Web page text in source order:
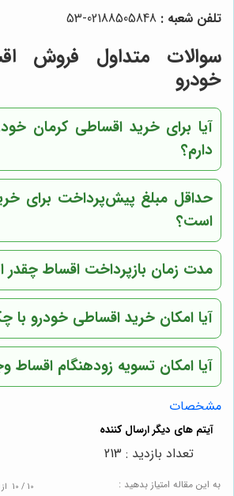
تلفن شعبه :
سوالات متداول فروش
خودرو
آیا برای خرید اقساطی کرمان
دارم؟
حداقل مبلغ پیش‌پرداخت برای
است؟
مدت زمان بازپرداخت اقساط
آیا امکان خرید اقساطی خودرو با
آیا امکان تسویه زودهنگام اقساط
مشخصات
به این مقاله امتیاز بدهید : 10 / 10 از
تعداد بازدید : 213